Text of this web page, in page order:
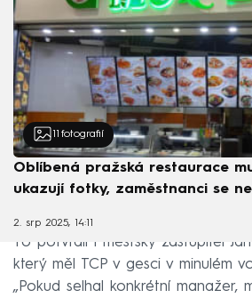
fotografií
Oblíbená pražská restaurace
ukazují fotky, zaměstnanci se
2. srp 2025, 14:11
To potvrdil i městský zastupitel
který měl TCP v gesci v minulém
„Pokud selhal konkrétní manažer,